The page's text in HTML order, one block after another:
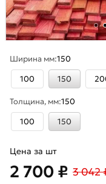
Ширина мм:150
100
150
Толщина, мм:150
100
150
Цена за шт
2 700 ₽ 3 042